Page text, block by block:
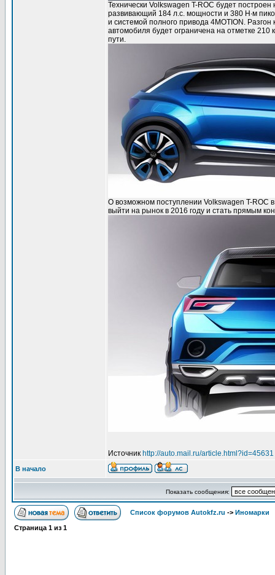
Технически Volkswagen T-ROC будет
развивающий 184 л.с. мощности и 380 Н∙м
и системой полного привода 4MOTION.
автомобиля будет ограничена на отметке
пути.
О возможном поступлении Volkswagen T-
выйти на рынок в 2016 году и стать прямым
Источник http://auto.mail.ru/article.html?id=45631
В начало
Показать сообщения:
Список форумов Autokfz.ru -> Иномарки
Страница 1 из 1